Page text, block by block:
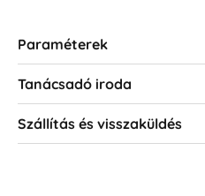
Paraméterek
Tanácsadó iroda
Szállítás és visszaküldés